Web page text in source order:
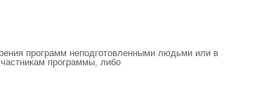
программ неподготовленными людьми или в
программы, либо